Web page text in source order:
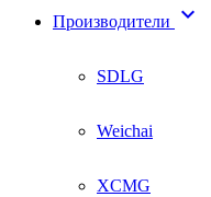
Производители 
SDLG
Weichai
XCMG